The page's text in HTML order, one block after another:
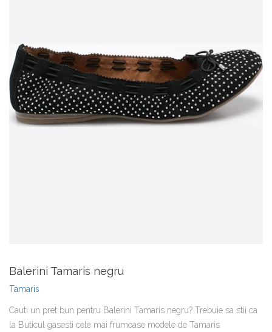
Balerini Tamaris negru
Tamaris
Cauti un pret bun pentru Balerini Tamaris negru? Trebuie sa stii ca
la Buticul gasesti cele mai frumoase modele de Tamaris